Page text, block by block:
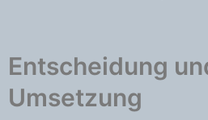
Entscheidung
Umsetzung